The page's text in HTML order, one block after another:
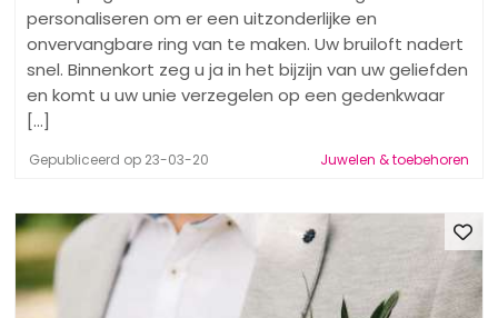
personaliseren om er een uitzonderlijke en
onvervangbare ring van te maken. Uw bruiloft nadert
snel. Binnenkort zeg u ja in het bijzijn van uw geliefden
en komt u uw unie verzegelen op een gedenkwaar
[...]
Gepubliceerd op 23-03-20 Juwelen & toebehoren